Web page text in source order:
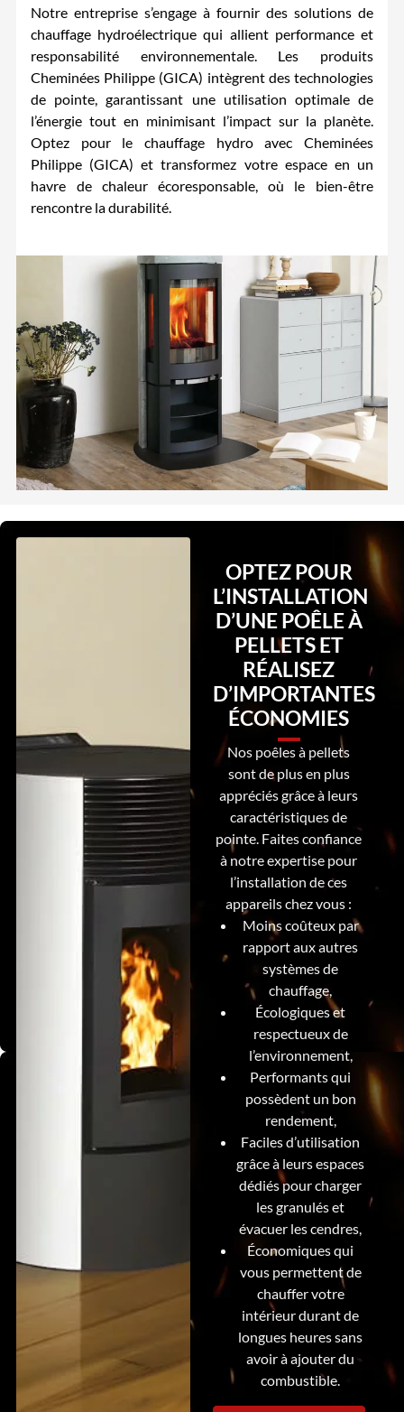
Notre entreprise s’engage à fournir des solutions de
chauffage hydroélectrique qui allient performance et
responsabilité environnementale. Les produits
Cheminées Philippe (GICA) intègrent des technologies
de pointe, garantissant une utilisation optimale de
l’énergie tout en minimisant l’impact sur la planète.
Optez pour le chauffage hydro avec Cheminées
Philippe (GICA) et transformez votre espace en un
havre de chaleur écoresponsable, où le bien-être
rencontre la durabilité.
OPTEZ POUR
L’INSTALLATION
D’UNE POÊLE À
PELLETS ET
RÉALISEZ
D’IMPORTANTES
ÉCONOMIES
Nos poêles à pellets
sont de plus en plus
appréciés grâce à leurs
caractéristiques de
pointe. Faites confiance
à notre expertise pour
l’installation de ces
appareils chez vous :
Moins coûteux par
rapport aux autres
systèmes de
chauffage,
Écologiques et
respectueux de
l’environnement,
Performants qui
possèdent un bon
rendement,
Faciles d’utilisation
grâce à leurs espaces
dédiés pour charger
les granulés et
évacuer les cendres,
Économiques qui
vous permettent de
chauffer votre
intérieur durant de
longues heures sans
avoir à ajouter du
combustible.